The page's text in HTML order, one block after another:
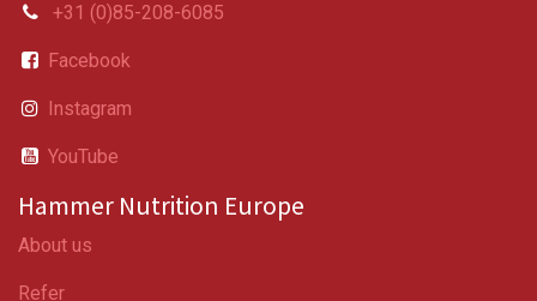
+31 (0)85-208-6085
Facebook
Instagram
YouTube
Hammer Nutrition Europe
About us
Refer